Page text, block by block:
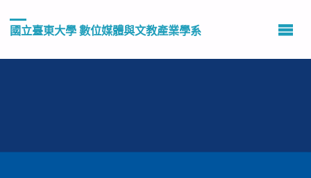
國立臺東大學 數位媒體與文教產業學系